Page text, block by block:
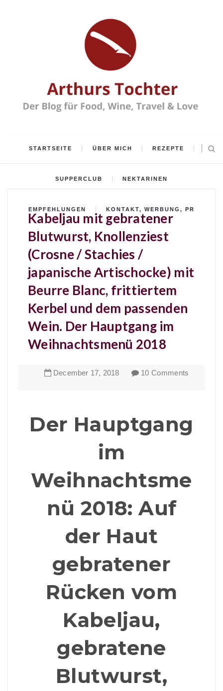
STARTSEITE ÜBER MICH REZEPTE
SUPPERCLUB NEKTARINEN
EMPFEHLUNGEN KONTAKT, WERBUNG, PR
Kabeljau mit gebratener
Blutwurst, Knollenziest
(Crosne / Stachies /
japanische Artischocke) mit
Beurre Blanc, frittiertem
Kerbel und dem passenden
Wein. Der Hauptgang im
Weihnachtsmenü 2018
December 17, 2018 10 Comments
Der Hauptgang
im
Weihnachtsme
nü 2018: Auf
der Haut
gebratener
Rücken vom
Kabeljau,
gebratene
Blutwurst,